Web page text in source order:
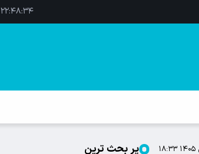
۲۲:۴۸:۳۵ - ۱۵ مرداد ۱۴۰۵
پر بحث ترین